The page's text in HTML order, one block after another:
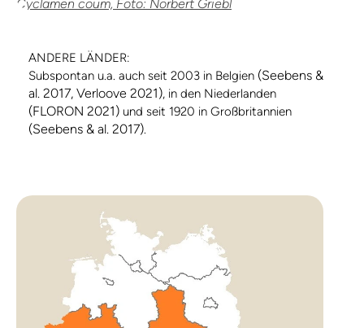
Cyclamen coum, Foto: Norbert Griebl
ANDERE LÄNDER:
Subspontan u.a. auch seit 2003 in Belgien (Seebens &
al. 2017, Verloove 2021), in den Niederlanden
(FLORON 2021) und seit 1920 in Großbritannien
(Seebens & al. 2017)